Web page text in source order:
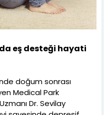
eş desteği hayati
doğum sonrası
Medical Park
Dr. Sevilay